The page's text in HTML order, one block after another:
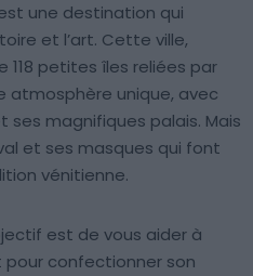
une destination qui
et l’art. Cette ville,
118 petites îles reliées par
atmosphère unique, avec
ses magnifiques palais. Mais
et ses masques qui font
vénitienne.
est de vous aider à
pour confectionner son